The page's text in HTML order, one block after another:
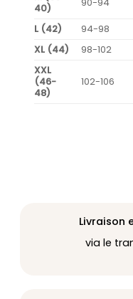
40)
L (42)
94-98
XL (44)
98-102
XXL
(46-
48)
102-106
Livraison
via le